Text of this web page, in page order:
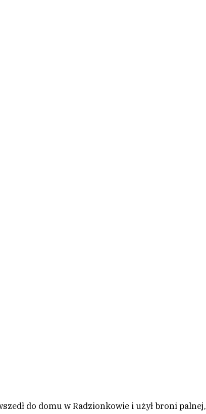
do domu w Radzionkowie i użył broni palnej,